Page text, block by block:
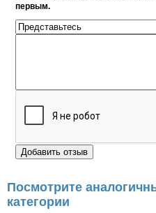
первым.
Посмотрите
категории